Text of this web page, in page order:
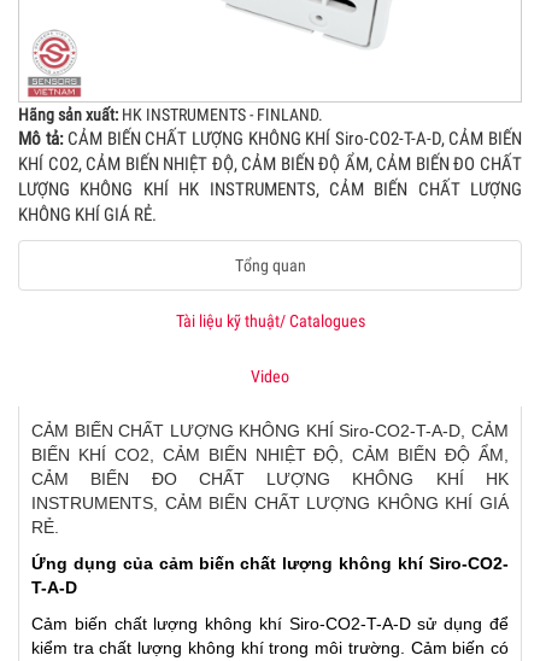
Hãng sản xuất: HK INSTRUMENTS - FINLAND.
Mô tả:CẢM BIẾN CHẤT LƯỢNG KHÔNG KHÍ Siro-CO2-T-A-D, CẢM BIẾN
KHÍ CO2, CẢM BIẾN NHIỆT ĐỘ, CẢM BIẾN ĐỘ ẨM, CẢM BIẾN ĐO CHẤT
LƯỢNG KHÔNG KHÍ HK INSTRUMENTS, CẢM BIẾN CHẤT LƯỢNG
KHÔNG KHÍ GIÁ RẺ.
Tổng quan
Tài liệu kỹ thuật/ Catalogues
Video
CẢM BIẾN CHẤT LƯỢNG KHÔNG KHÍ Siro-CO2-T-A-D, CẢM
BIẾN KHÍ CO2, CẢM BIẾN NHIỆT ĐỘ, CẢM BIẾN ĐỘ ẨM,
CẢM BIẾN ĐO CHẤT LƯỢNG KHÔNG KHÍ HK
INSTRUMENTS, CẢM BIẾN CHẤT LƯỢNG KHÔNG KHÍ GIÁ
RẺ.
Ứng dụng của cảm biến chất lượng không khí ​Siro-CO2-
T-A-D
Cảm biến chất lượng không khí ​Siro-CO2-T-A-D sử dụng để
kiểm tra chất lượng không khí trong môi trường. Cảm biến có